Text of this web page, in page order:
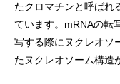
たクロマチンと呼ばれ
ています。mRNAの転
写する際にヌクレオソ
たヌクレオソーム構造